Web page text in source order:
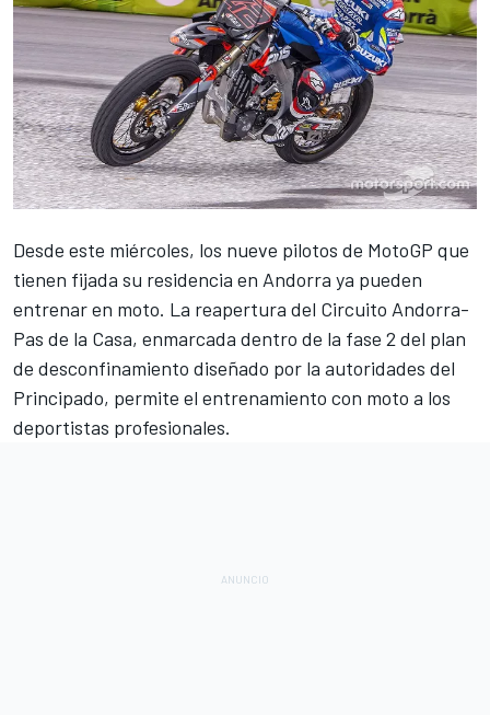
Desde este miércoles, los nueve pilotos de MotoGP que
tienen fijada su residencia en Andorra ya pueden
entrenar en moto. La reapertura del Circuito Andorra-
Pas de la Casa, enmarcada dentro de la fase 2 del plan
de desconfinamiento diseñado por la autoridades del
Principado, permite el entrenamiento con moto a los
deportistas profesionales.